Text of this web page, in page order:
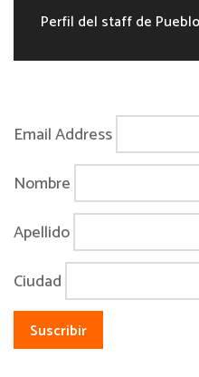
Perfil del staff de
Email Address
Nombre
Apellido
Ciudad